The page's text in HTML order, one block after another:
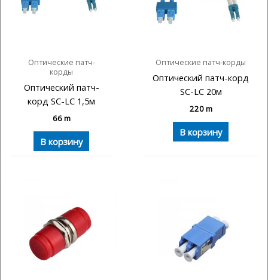
Оптические патч-
корды
Оптический патч-
корд SC-LC 1,5м
66m
В корзину
Оптические патч-корды
Оптический патч-корд
SC-LC 20м
220m
В корзину